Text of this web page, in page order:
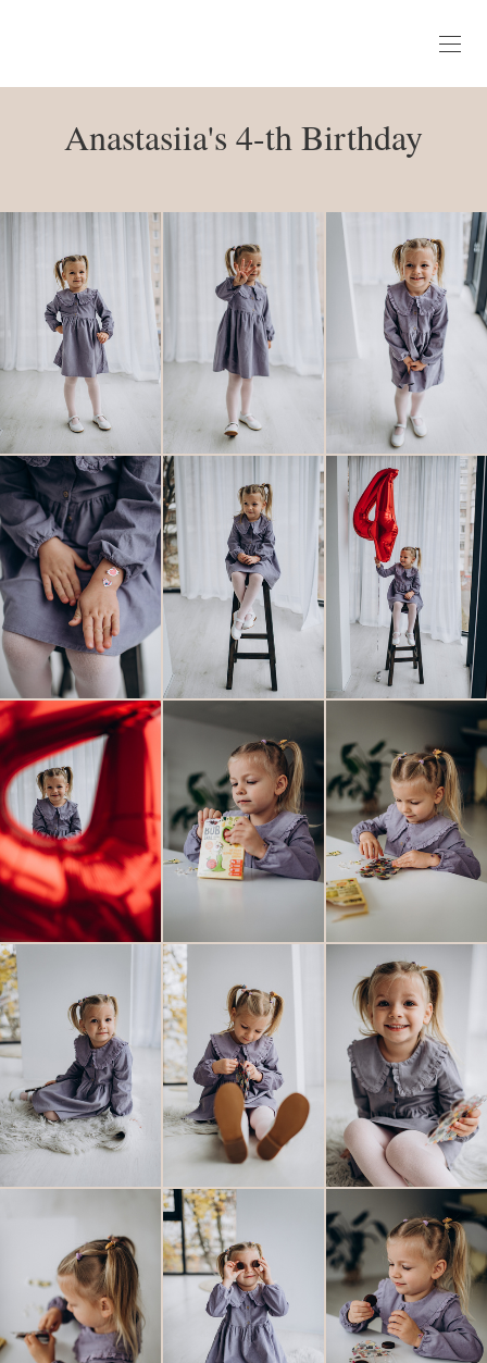
Anastasiia's 4-th Birthday